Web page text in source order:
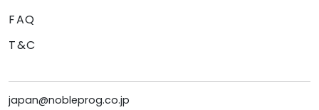
FAQ
T&C
japan@nobleprog.co.jp